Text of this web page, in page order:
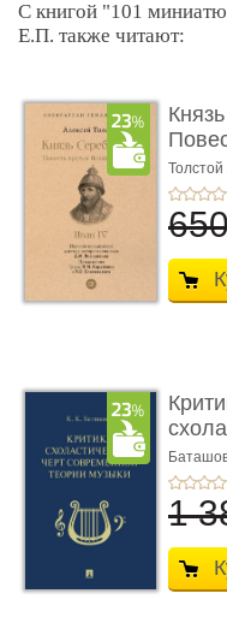
С книгой "101
Е.П. также читают:
1